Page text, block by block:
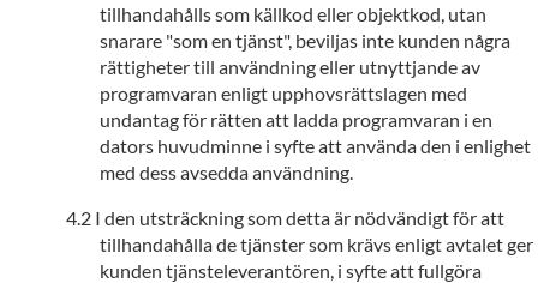
tillhandahålls som källkod eller objektkod, utan
snarare "som en tjänst", beviljas inte kunden några
rättigheter till användning eller utnyttjande av
programvaran enligt upphovsrättslagen med
undantag för rätten att ladda programvaran i en
dators huvudminne i syfte att använda den i enlighet
med dess avsedda användning.
I den utsträckning som detta är nödvändigt för att
tillhandahålla de tjänster som krävs enligt avtalet ger
kunden tjänsteleverantören, i syfte att fullgöra